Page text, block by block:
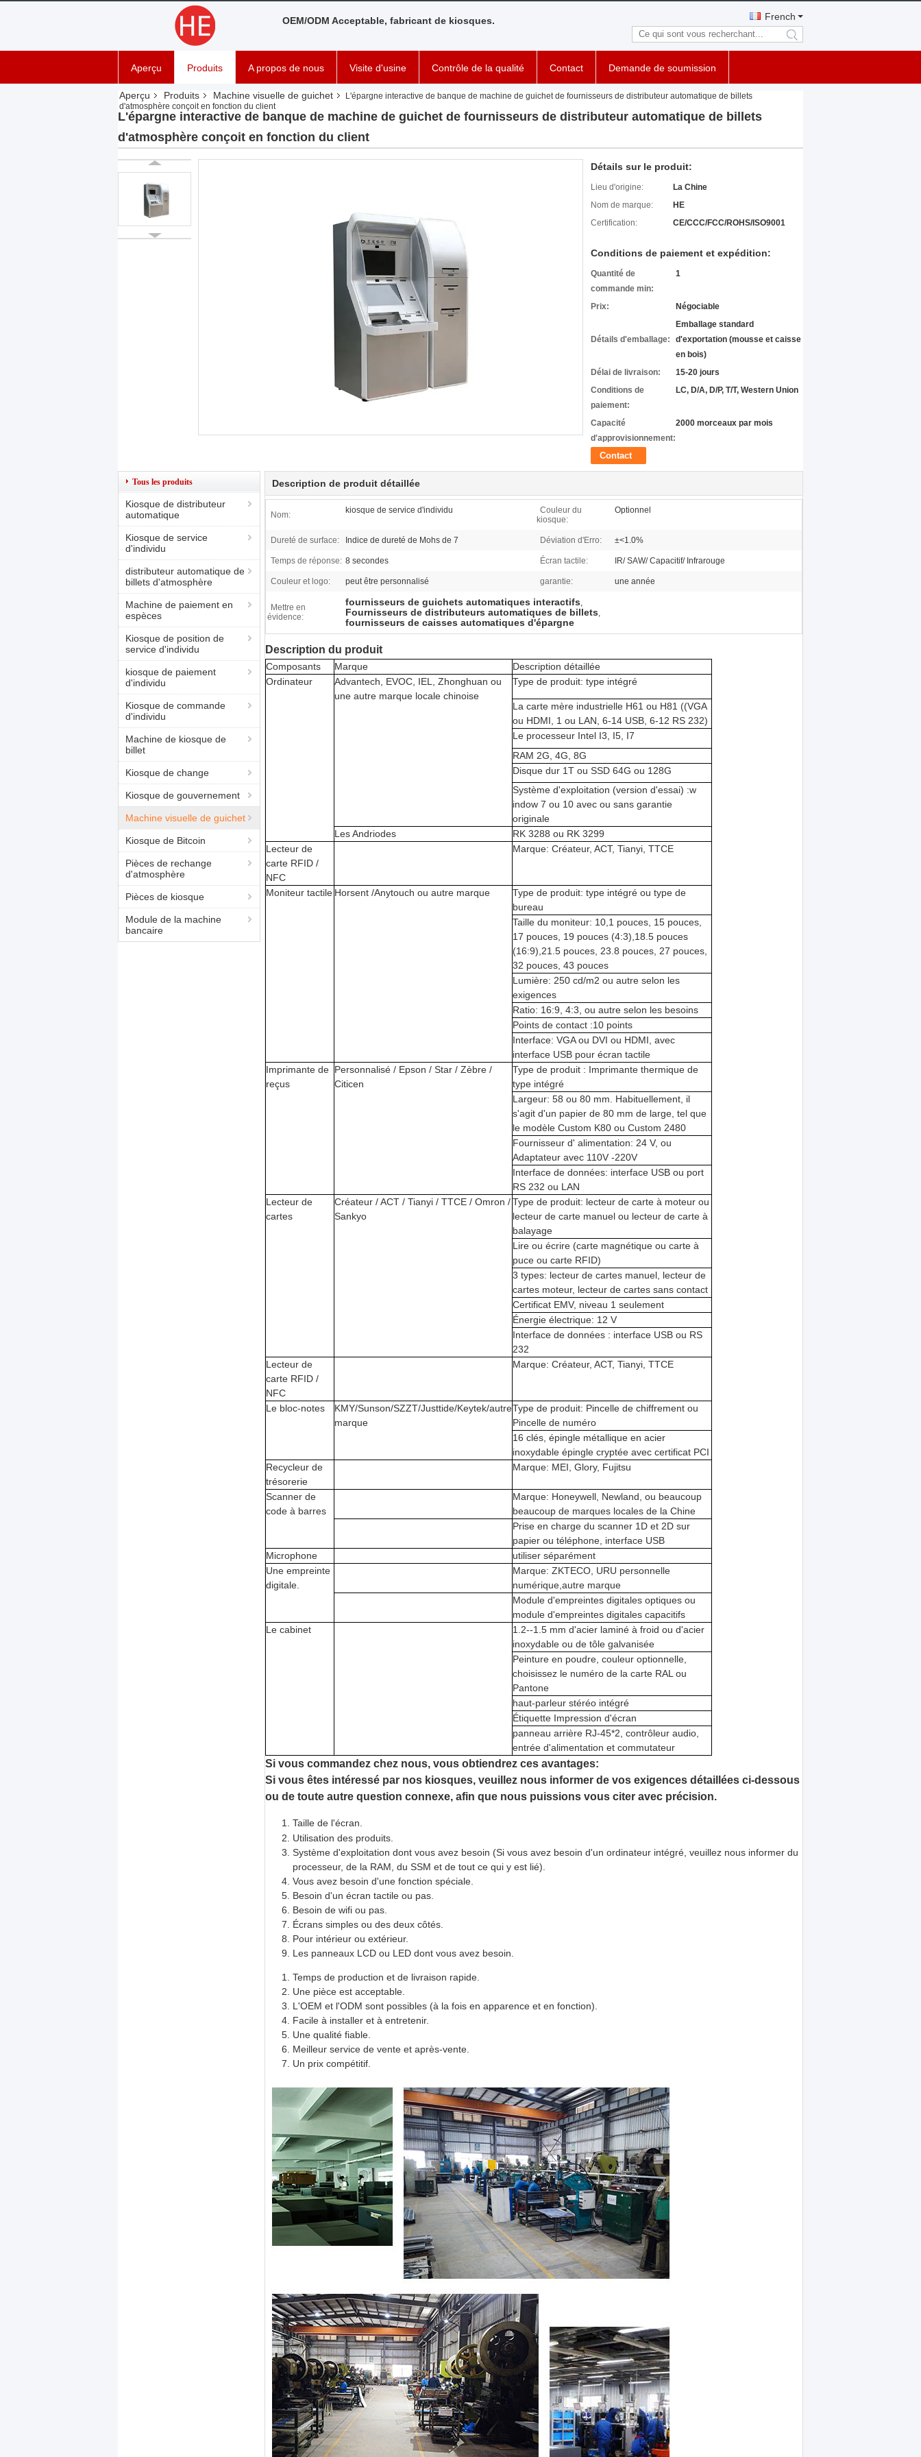
OEM/ODM Acceptable, fabricant de kiosques. French
search
Aperçu Produits A propos de nous Visite d'usine Contrôle de la qualité Contact Demande de soumission
Aperçu Produits Machine visuelle de guichet
L'épargne interactive de banque de machine de guichet de fournisseurs de distributeur automatique de billets
d'atmosphère conçoit en fonction du client
L'épargne interactive de banque de machine de guichet de fournisseurs de distributeur automatique de billets
d'atmosphère conçoit en fonction du client
Détails sur le produit:
Lieu d'origine:
La Chine
Nom de marque:
HE
Certification:
CE/CCC/FCC/ROHS/ISO9001
Conditions de paiement et expédition:
Quantité de
commande min:
1
Prix: Négociable
Détails d'emballage:
Emballage standard
d'exportation (mousse et caisse
en bois)
Délai de livraison:
15-20 jours
Conditions de
paiement:
LC, D/A, D/P, T/T, Western Union
Capacité
d'approvisionnement:
2000 morceaux par mois
Contact
Tous les produits
Kiosque de distributeur
automatique
Kiosque de service
d'individu
distributeur automatique de
billets d'atmosphère
Machine de paiement en
espèces
Kiosque de position de
service d'individu
kiosque de paiement
d'individu
Kiosque de commande
d'individu
Machine de kiosque de
billet
Kiosque de change
Kiosque de gouvernement
Machine visuelle de guichet
Kiosque de Bitcoin
Pièces de rechange
d'atmosphère
Pièces de kiosque
Module de la machine
bancaire
Description de produit détaillée
Nom: kiosque de service d'individu
Couleur du
kiosque:
Optionnel
Dureté de surface: Indice de dureté de Mohs de 7 Déviation d'Erro: ±<1.0%
Temps de réponse: 8 secondes Écran tactile: IR/ SAW/ Capacitif/ Infrarouge
Couleur et logo: peut être personnalisé garantie: une année
Mettre en
évidence:
fournisseurs de guichets automatiques interactifs,
Fournisseurs de distributeurs automatiques de billets,
fournisseurs de caisses automatiques d'épargne
Description du produit
Composants Marque
Description détaillée
Ordinateur
Advantech, EVOC, IEL, Zhonghuan ou
une autre marque locale chinoise
Type de produit: type intégré
La carte mère industrielle H61 ou H81 ((VGA
ou HDMI, 1 ou LAN, 6-14 USB, 6-12 RS 232)
Le processeur Intel I3, I5, I7
RAM 2G, 4G, 8G
Disque dur 1T ou SSD 64G ou 128G
Système d'exploitation (version d'essai) :w
indow 7 ou 10 avec ou sans garantie
originale
Les Andriodes
RK 3288 ou RK 3299
Lecteur de
carte RFID /
NFC
Marque: Créateur, ACT, Tianyi, TTCE
Moniteur tactile Horsent /Anytouch ou autre marque
Type de produit: type intégré ou type de
bureau
Taille du moniteur: 10,1 pouces, 15 pouces,
17 pouces, 19 pouces (4:3),18.5 pouces
(16:9),21.5 pouces, 23.8 pouces, 27 pouces,
32 pouces, 43 pouces
Lumière: 250 cd/m2 ou autre selon les
exigences
Ratio: 16:9, 4:3, ou autre selon les besoins
Points de contact :10 points
Interface: VGA ou DVI ou HDMI, avec
interface USB pour écran tactile
Imprimante de
reçus
Personnalisé / Epson / Star / Zèbre /
Citicen
Type de produit : Imprimante thermique de
type intégré
Largeur: 58 ou 80 mm. Habituellement, il
s'agit d'un papier de 80 mm de large, tel que
le modèle Custom K80 ou Custom 2480
Fournisseur d' alimentation: 24 V, ou
Adaptateur avec 110V -220V
Interface de données: interface USB ou port
RS 232 ou LAN
Lecteur de
cartes
Créateur / ACT / Tianyi / TTCE / Omron /
Sankyo
Type de produit: lecteur de carte à moteur ou
lecteur de carte manuel ou lecteur de carte à
balayage
Lire ou écrire (carte magnétique ou carte à
puce ou carte RFID)
3 types: lecteur de cartes manuel, lecteur de
cartes moteur, lecteur de cartes sans contact
Certificat EMV, niveau 1 seulement
Énergie électrique: 12 V
Interface de données : interface USB ou RS
232
Lecteur de
carte RFID /
NFC
Marque: Créateur, ACT, Tianyi, TTCE
Le bloc-notes
KMY/Sunson/SZZT/Justtide/Keytek/autre
marque
Type de produit: Pincelle de chiffrement ou
Pincelle de numéro
16 clés, épingle métallique en acier
inoxydable épingle cryptée avec certificat PCI
Recycleur de
trésorerie
Marque: MEI, Glory, Fujitsu
Scanner de
code à barres
Marque: Honeywell, Newland, ou beaucoup
beaucoup de marques locales de la Chine
Prise en charge du scanner 1D et 2D sur
papier ou téléphone, interface USB
Microphone
utiliser séparément
Une empreinte
digitale.
Marque: ZKTECO, URU personnelle
numérique,autre marque
Module d'empreintes digitales optiques ou
module d'empreintes digitales capacitifs
Le cabinet
1.2--1.5 mm d'acier laminé à froid ou d'acier
inoxydable ou de tôle galvanisée
Peinture en poudre, couleur optionnelle,
choisissez le numéro de la carte RAL ou
Pantone
haut-parleur stéréo intégré
Étiquette Impression d'écran
panneau arrière RJ-45*2, contrôleur audio,
entrée d'alimentation et commutateur
Si vous commandez chez nous, vous obtiendrez ces avantages:
Si vous êtes intéressé par nos kiosques, veuillez nous informer de vos exigences détaillées ci-dessous
ou de toute autre question connexe, afin que nous puissions vous citer avec précision.
Taille de l'écran.
Utilisation des produits.
Système d'exploitation dont vous avez besoin (Si vous avez besoin d'un ordinateur intégré, veuillez nous informer du
processeur, de la RAM, du SSM et de tout ce qui y est lié).
Vous avez besoin d'une fonction spéciale.
Besoin d'un écran tactile ou pas.
Besoin de wifi ou pas.
Écrans simples ou des deux côtés.
Pour intérieur ou extérieur.
Les panneaux LCD ou LED dont vous avez besoin.
Temps de production et de livraison rapide.
Une pièce est acceptable.
L'OEM et l'ODM sont possibles (à la fois en apparence et en fonction).
Facile à installer et à entretenir.
Une qualité fiable.
Meilleur service de vente et après-vente.
Un prix compétitif.